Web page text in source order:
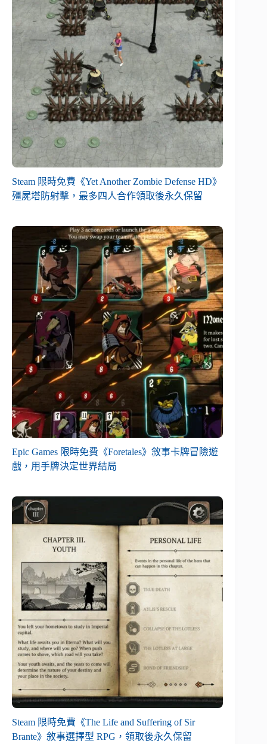
Steam 限時免費《Yet Another Zombie Defense HD》
殭屍塔防射擊，最多四人合作領取後永久保留
Epic Games 限時免費《Foretales》敘事卡牌冒險遊
戲，用手牌決定世界結局
Steam 限時免費《The Life and Suffering of Sir
Brante》敘事選擇型 RPG，領取後永久保留